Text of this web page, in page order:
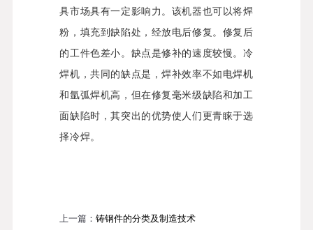
具市场具有一定影响力。该机器也可以将焊
粉，填充到缺陷处，经放电后修复。修复后
的工件色差小。缺点是修补的速度较慢。冷
焊机，共同的缺点是，焊补效率不如电焊机
和氩弧焊机高，但在修复毫米级缺陷和加工
面缺陷时，其突出的优势使人们更青睐于选
择冷焊。
上一篇：铸钢件的分类及制造技术